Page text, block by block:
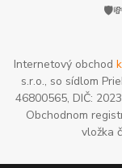
Internetový obchod
s.r.o., so sídlom
46800565, DIČ:
Obchodnom
vložka